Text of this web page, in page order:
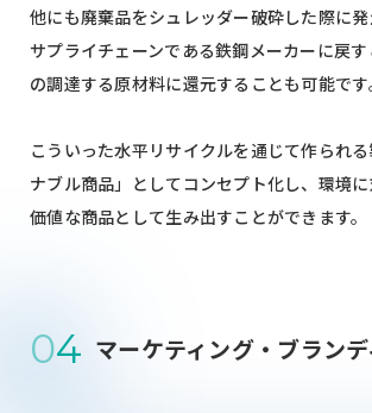
他にも廃棄品をシュレッダー破砕した際に
サプライチェーンである鉄鋼メーカーに戻
の調達する原材料に還元することも可能です
こういった水平リサイクルを通じて作られ
ナブル商品」としてコンセプト化し、環境
価値な商品として生み出すことができます。
04 マーケティング・ブラン